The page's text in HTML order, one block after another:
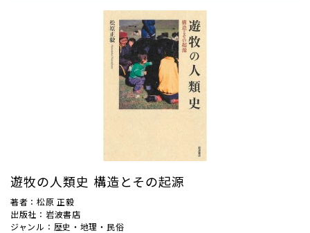
遊牧の人類史 構造とその起源
著者：松原 正毅
出版社：岩波書店
ジャンル：歴史・地理・民俗